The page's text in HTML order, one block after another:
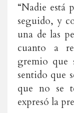
“Nadie está
seguido, y
una de las
cuanto a
gremio que
sentido que
que no se
expresó la